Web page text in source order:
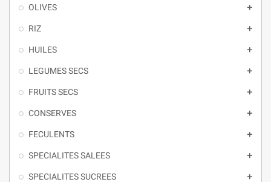
OLIVES 
RIZ 
HUILES 
LEGUMES SECS 
FRUITS SECS 
CONSERVES 
FECULENTS 
SPECIALITES SALEES 
SPECIALITES SUCREES 